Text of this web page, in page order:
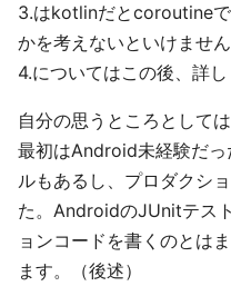
3.はkotlinだとcoroutine
かを考えないといけません
4.についてはこの後、詳し
自分の思うところとしては
最初はAndroid未経験だ
ルもあるし、プロダクシ
た。AndroidのJUnitテス
ョンコードを書くのとは
ます。（後述）